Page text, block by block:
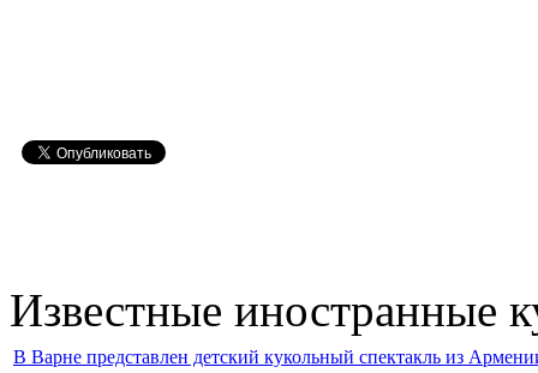
Известные иностранные
В Варне представлен детский кукольный спектакль из